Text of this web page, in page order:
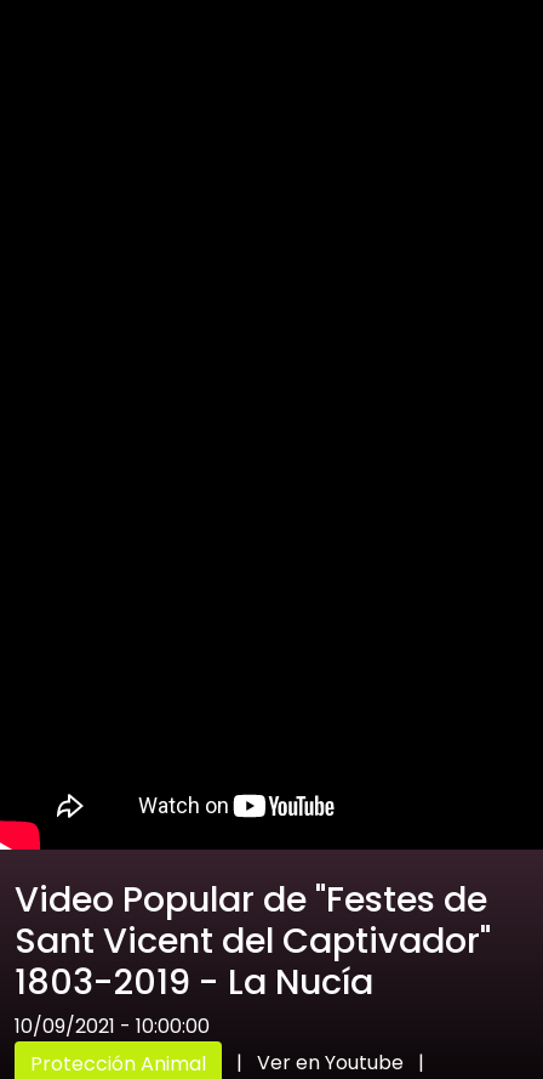
Video Popular de "Festes de
Sant Vicent del Captivador"
1803-2019 - La Nucía
10/09/2021 - 10:00:00
Protección Animal
| Ver en Youtube |